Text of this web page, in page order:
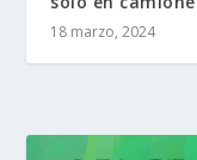
18 marzo, 2024